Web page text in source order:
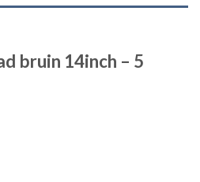
bruin 14inch – 5